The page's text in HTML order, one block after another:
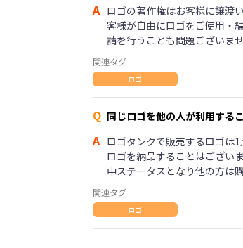
A ロゴの著作権はお客様に譲渡
客様が自由にロゴをご使用・
請を行うことも問題ございま
関連タグ
ロゴ
Q 同じロゴを他の人が利用する
A ロゴタンクで販売するロゴは
ロゴを納品することはござい
中ステータスとなり他の方は
関連タグ
ロゴ